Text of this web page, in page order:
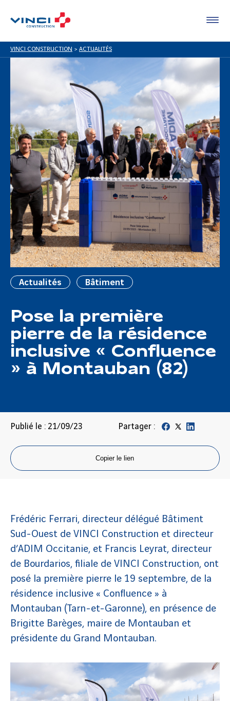
VINCI CONSTRUCTION > ACTUALITÉS
Actualités Bâtiment
Pose la première
pierre de la résidence
inclusive « Confluence
» à Montauban (82)
Publié le : 21/09/23 Partager :
Copier le lien
Frédéric Ferrari, directeur délégué Bâtiment
Sud-Ouest de VINCI Construction et directeur
d’ADIM Occitanie, et Francis Leyrat, directeur
de Bourdarios, filiale de VINCI Construction, ont
posé la première pierre le 19 septembre, de la
résidence inclusive « Confluence » à
Montauban (Tarn-et-Garonne), en présence de
Brigitte Barèges, maire de Montauban et
présidente du Grand Montauban.